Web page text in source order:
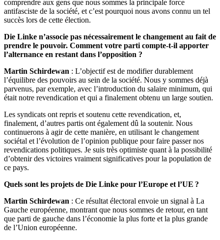
comprendre aux gens que nous sommes la principale force
antifasciste de la société, et c’est pourquoi nous avons connu un tel
succès lors de cette élection.
Die Linke n’associe pas nécessairement le changement au fait de
prendre le pouvoir. Comment votre parti compte-t-il apporter
l’alternance en restant dans l’opposition ?
Martin Schirdewan : L’objectif est de modifier durablement
l’équilibre des pouvoirs au sein de la société. Nous y sommes déjà
parvenus, par exemple, avec l’introduction du salaire minimum, qui
était notre revendication et qui a finalement obtenu un large soutien.
Les syndicats ont repris et soutenu cette revendication, et,
finalement, d’autres partis ont également dû la soutenir. Nous
continuerons à agir de cette manière, en utilisant le changement
sociétal et l’évolution de l’opinion publique pour faire passer nos
revendications politiques. Je suis très optimiste quant à la possibilité
d’obtenir des victoires vraiment significatives pour la population de
ce pays.
Quels sont les projets de Die Linke pour l’Europe et l’UE ?
Martin Schirdewan : Ce résultat électoral envoie un signal à La
Gauche européenne, montrant que nous sommes de retour, en tant
que parti de gauche dans l’économie la plus forte et la plus grande
de l’Union européenne.